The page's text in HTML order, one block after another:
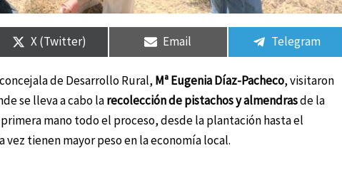
Compartir
en
X (Twitter)
Compartir
en
Email
Compartir
en
Telegram
de Desarrollo Rural, Mª Eugenia Díaz-Pacheco, visitaron
se lleva a cabo larecolección de pistachos y almendrasde la
mano todo el proceso, desde la plantación hasta el
tienen mayor peso en la economía local.
Compartir
en
Compartir
en
Compartir
en